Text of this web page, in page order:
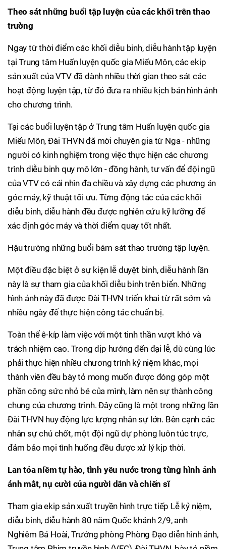
Theo sát những buổi tập luyện của các khối trên thao
trường
Ngay từ thời điểm các khối diễu binh, diễu hành tập luyện
tại Trung tâm Huấn luyện quốc gia Miếu Môn, các ekip
sản xuất của VTV đã dành nhiều thời gian theo sát các
hoạt động luyện tập, từ đó đưa ra nhiều kịch bản hình ảnh
cho chương trình.
Tại các buổi luyện tập ở Trung tâm Huấn luyện quốc gia
Miếu Môn, Đài THVN đã mời chuyên gia từ Nga - những
người có kinh nghiệm trong việc thực hiện các chương
trình diễu binh quy mô lớn - đồng hành, tư vấn để đội ngũ
của VTV có cái nhìn đa chiều và xây dựng các phương án
góc máy, kỹ thuật tối ưu. Từng động tác của các khối
diễu binh, diễu hành đều được nghiên cứu kỹ lưỡng để
xác định góc máy và thời điểm quay tốt nhất.
Hậu trường những buổi bám sát thao trường tập luyện.
Một điều đặc biệt ở sự kiện lễ duyệt binh, diễu hành lần
này là sự tham gia của khối diễu binh trên biển. Những
hình ảnh này đã được Đài THVN triển khai từ rất sớm và
nhiều ngày để thực hiện công tác chuẩn bị.
Toàn thể ê-kíp làm việc với một tinh thần vượt khó và
trách nhiệm cao. Trong dịp hướng đến đại lễ, dù cùng lúc
phải thực hiện nhiều chương trình kỷ niệm khác, mọi
thành viên đều bày tỏ mong muốn được đóng góp một
phần công sức nhỏ bé của mình, làm nên sự thành công
chung của chương trình. Đây cũng là một trong những lần
Đài THVN huy động lực lượng nhân sự lớn. Bên cạnh các
nhân sự chủ chốt, một đội ngũ dự phòng luôn túc trực,
đảm bảo mọi tình huống đều được xử lý kịp thời.
Lan tỏa niềm tự hào, tình yêu nước trong từng hình ảnh
ánh mắt, nụ cười của người dân và chiến sĩ
Tham gia ekip sản xuất truyền hình trực tiếp Lễ kỷ niệm,
diễu binh, diễu hành 80 năm Quốc khánh 2/9, anh
Nghiêm Bá Hoài, Trưởng phòng Phòng Đạo diễn hình ảnh,